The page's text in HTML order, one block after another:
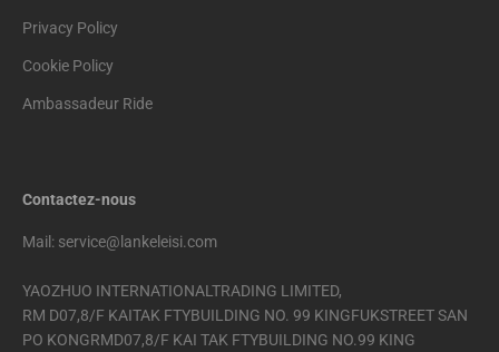
Privacy Policy
Cookie Policy
Ambassadeur Ride
Contactez-nous
Mail: service@lankeleisi.com
YAOZHUO INTERNATIONALTRADING LIMITED,
RM D07,8/F KAITAK FTYBUILDING NO. 99 KINGFUKSTREET SAN
PO KONGRMD07,8/F KAI TAK FTYBUILDING NO.99 KING